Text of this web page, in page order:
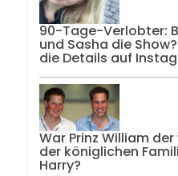
90-Tage-Verlobter:
und Sasha die
die Details auf
War Prinz William
der königlichen
Harry?